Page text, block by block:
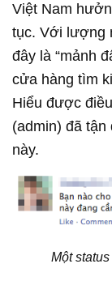
Việt Nam
tục. Với lượng
đây là “mảnh
cửa hàng tìm
Hiểu được
(admin) đã tận
này.
Một